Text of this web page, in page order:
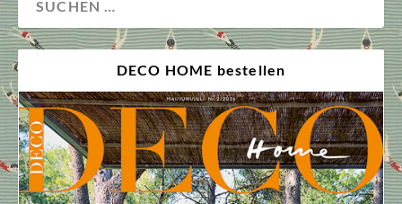
DECO HOME bestellen